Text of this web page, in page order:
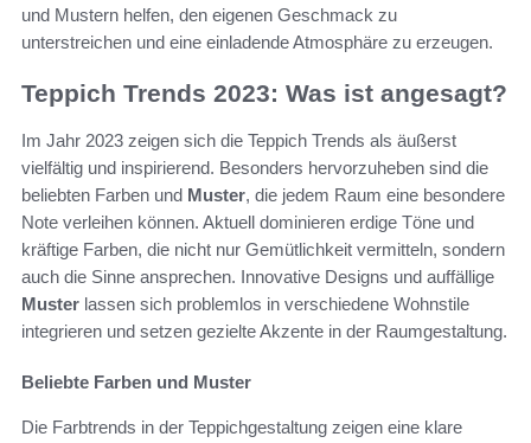
und Mustern helfen, den eigenen Geschmack zu
unterstreichen und eine einladende Atmosphäre zu erzeugen.
Teppich Trends 2023: Was ist angesagt?
Im Jahr 2023 zeigen sich die Teppich Trends als äußerst
vielfältig und inspirierend. Besonders hervorzuheben sind die
beliebten Farben und Muster, die jedem Raum eine besondere
Note verleihen können. Aktuell dominieren erdige Töne und
kräftige Farben, die nicht nur Gemütlichkeit vermitteln, sondern
auch die Sinne ansprechen. Innovative Designs und auffällige
Muster lassen sich problemlos in verschiedene Wohnstile
integrieren und setzen gezielte Akzente in der Raumgestaltung.
Beliebte Farben und Muster
Die Farbtrends in der Teppichgestaltung zeigen eine klare